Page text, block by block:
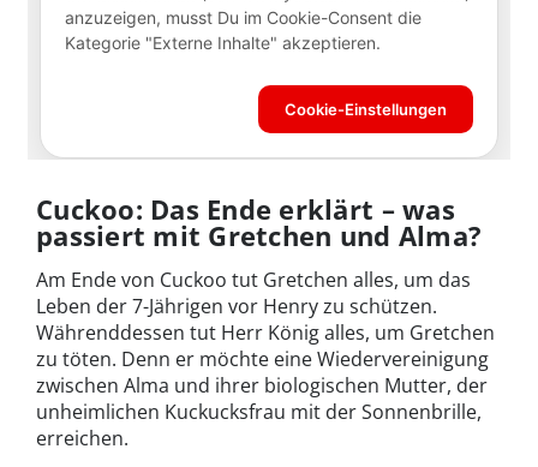
Cuckoo: Das Ende erklärt – was
passiert mit Gretchen und Alma?
Am Ende von Cuckoo tut Gretchen alles, um das
Leben der 7-Jährigen vor Henry zu schützen.
Währenddessen tut Herr König alles, um Gretchen
zu töten. Denn er möchte eine Wiedervereinigung
zwischen Alma und ihrer biologischen Mutter, der
unheimlichen Kuckucksfrau mit der Sonnenbrille,
erreichen.